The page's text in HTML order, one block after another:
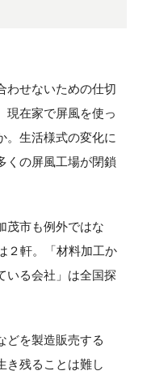
わせないための仕切
現在家で屏風を使っ
。生活様式の変化に
くの屏風工場が閉鎖
茂市も例外ではな
２軒。「材料加工か
いる会社」は全国探
どを製造販売する
き残ることは難し